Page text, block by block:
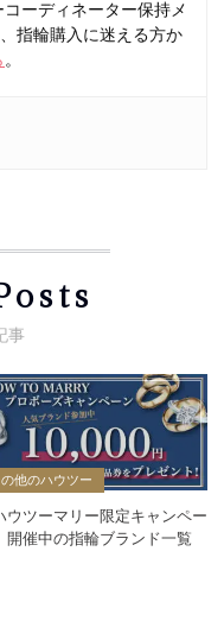
ーディネーター保持メ
指輪購入に迷える方か
。
の他のハウツー
ウツーマリー限定キャンペー
開催中の指輪ブランド一覧